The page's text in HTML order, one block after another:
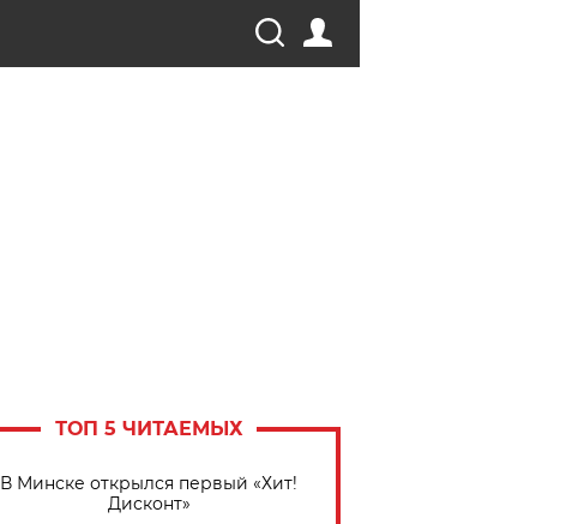
ТОП 5 ЧИТАЕМЫХ
В Минске открылся первый «Хит!
Дисконт»